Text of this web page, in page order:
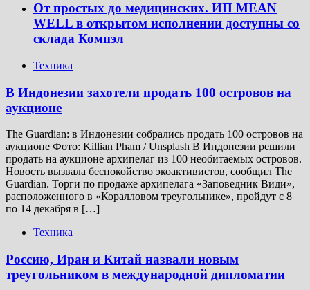
От простых до медицинских. ИП MEAN
WELL в открытом исполнении доступны со
склада Компэл
Техника
В Индонезии захотели продать 100 островов на
аукционе
The Guardian: в Индонезии собрались продать 100 островов на
аукционе Фото: Killian Pham / Unsplash В Индонезии решили
продать на аукционе архипелаг из 100 необитаемых островов.
Новость вызвала беспокойство экоактивистов, сообщил The
Guardian. Торги по продаже архипелага «Заповедник Види»,
расположенного в «Коралловом треугольнике», пройдут с 8
по 14 декабря в […]
Техника
Россию, Иран и Китай назвали новым
треугольником в международной дипломатии